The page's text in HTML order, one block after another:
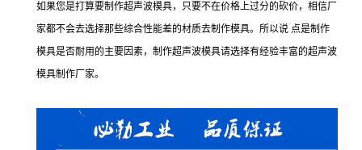
如果您是打算要制作超声波模具，只要不在价格上过分的砍价，相信厂
家都不会去选择那些综合性能差的材质去制作模具。所以说 点是制作
模具是否耐用的主要因素，制作超声波模具请选择有经验丰富的超声波
模具制作厂家。